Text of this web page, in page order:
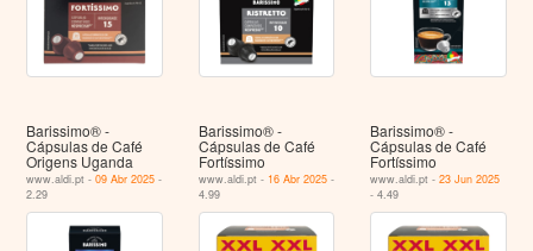
Barissimo® -
Cápsulas de Café
Origens Uganda
www.aldi.pt -09 Abr 2025 -
2.29
Barissimo® -
Cápsulas de Café
Fortíssimo
www.aldi.pt - 16 Abr 2025-
4.99
Barissimo® -
Cápsulas de Café
Fortíssimo
www.aldi.pt -23 Jun 2025
- 4.49